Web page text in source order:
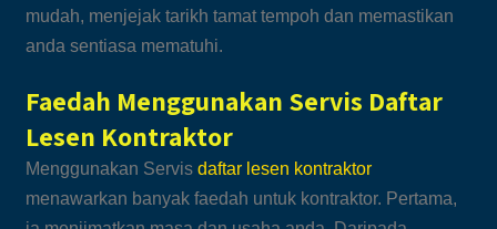
mudah, menjejak tarikh tamat tempoh dan memastikan
anda sentiasa mematuhi.
Faedah Menggunakan Servis Daftar
Lesen Kontraktor
Menggunakan Servisdaftar lesen kontraktor
menawarkan banyak faedah untuk kontraktor. Pertama,